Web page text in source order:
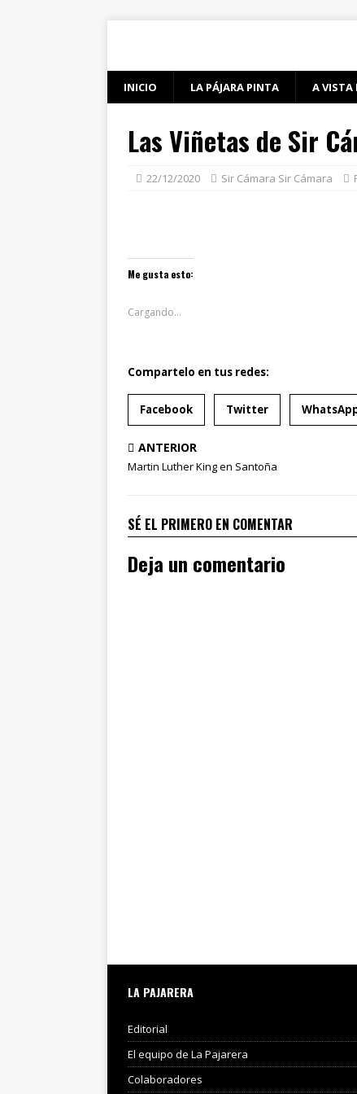
INICIO LA PÁJARA PINTA A VISTA
Las Viñetas de Sir
22/12/2020 Sir Cámara Sir Cámara
Me gusta esto:
Cargando...
Compartelo en tus redes:
Facebook Twitter
ANTERIOR
Martin Luther King en Santoña
SÉ EL PRIMERO EN COMENTAR
Deja un comentario
LA PAJARERA
Editorial
El equipo de La Pajarera
Colaboradores